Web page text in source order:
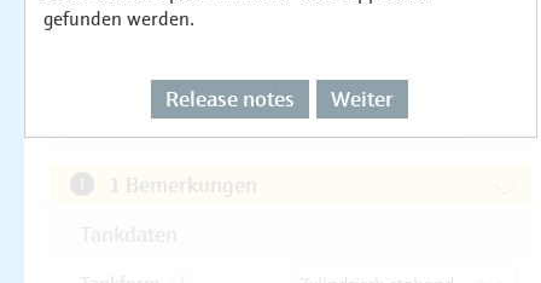
gefunden werden.
Release notes Weiter